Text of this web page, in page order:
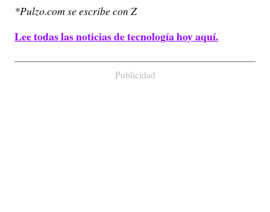
*Pulzo.com se escribe con Z
Lee todas las noticias de tecnología hoy aquí.
Publicidad